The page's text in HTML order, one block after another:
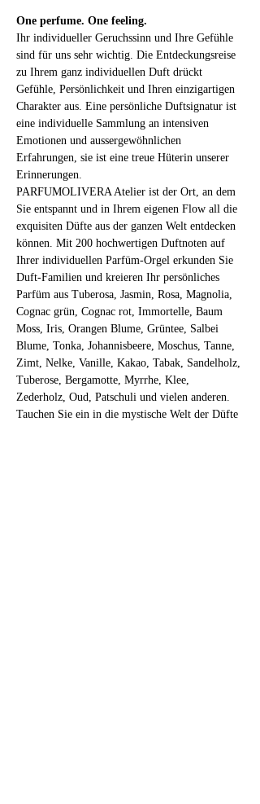
One perfume. One feeling.
Ihr individueller Geruchssinn und Ihre Gefühle
sind für uns sehr wichtig. Die Entdeckungsreise
zu Ihrem ganz individuellen Duft drückt
Gefühle, Persönlichkeit und Ihren einzigartigen
Charakter aus. Eine persönliche Duftsignatur ist
eine individuelle Sammlung an intensiven
Emotionen und aussergewöhnlichen
Erfahrungen, sie ist eine treue Hüterin unserer
Erinnerungen.
PARFUMOLIVERA Atelier ist der Ort, an dem
Sie entspannt und in Ihrem eigenen Flow all die
exquisiten Düfte aus der ganzen Welt entdecken
können. Mit 200 hochwertigen Duftnoten auf
Ihrer individuellen Parfüm-Orgel erkunden Sie
Duft-Familien und kreieren Ihr persönliches
Parfüm aus Tuberosa, Jasmin, Rosa, Magnolia,
Cognac grün, Cognac rot, Immortelle, Baum
Moss, Iris, Orangen Blume, Grüntee, Salbei
Blume, Tonka, Johannisbeere, Moschus, Tanne,
Zimt, Nelke, Vanille, Kakao, Tabak, Sandelholz,
Tuberose, Bergamotte, Myrrhe, Klee,
Zederholz, Oud, Patschuli und vielen anderen.
Tauchen Sie ein in die mystische Welt der Düfte